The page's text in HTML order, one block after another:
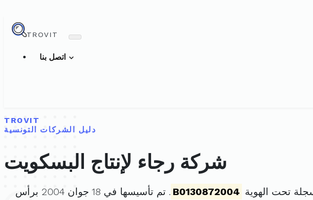
TROVIT
TROVIT
دليل الشركات التونسية
شركة رجاء لإنتاج البسكويت
تحت الهوية B0130872004
. تم تأسيسها في 18 جوان 2004 برأس